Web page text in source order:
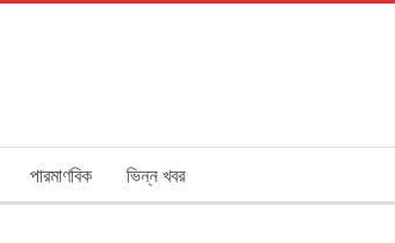
পারমাণবিক ভিন্ন খবর